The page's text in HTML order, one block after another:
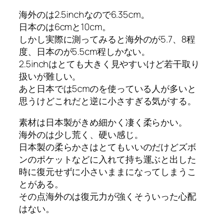
海外のは2.5inchなので6.35cm。
日本のは6cmと10cm。
しかし実際に測ってみると海外のが5.7、8程
度、日本のが5.5cm程しかない。
2.5inchはとても大きく見やすいけど若干取り
扱いが難しい。
あと日本では5cmのを使っている人が多いと
思うけどこれだと逆に小さすぎる気がする。
素材は日本製がきめ細かく凄く柔らかい。
海外のは少し荒く、硬い感じ。
日本製の柔らかさはとてもいいのだけどズボ
ンのポケットなどに入れて持ち運ぶと出した
時に復元せずに小さいままになってしまうこ
とがある。
その点海外のは復元力が強くそういった心配
はない。